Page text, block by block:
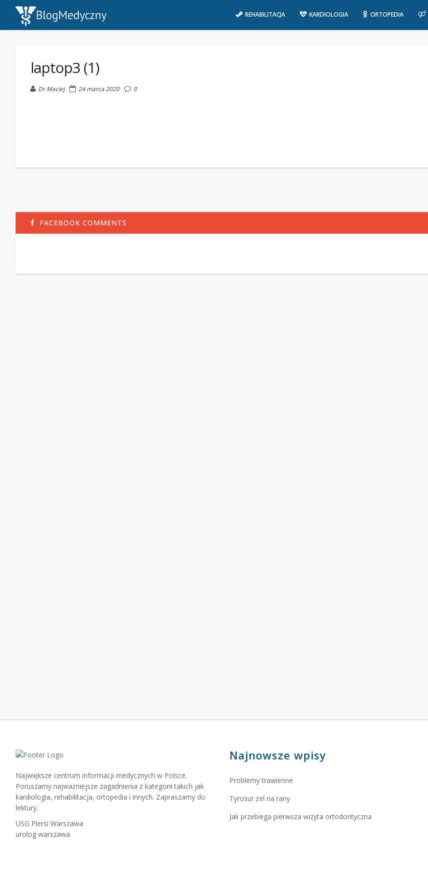
REHABILITACJA KARDIOLOGIA ORTOPEDIA
laptop3 (1)
Dr Maciej 24 marca 2020 0
FACEBOOK COMMENTS
Największe centrum informacji medycznych w Polsce.
Poruszamy najważniejsze zagadnienia z kategorii takich jak
kardiologia, rehabilitacja, ortopedia i innych. Zapraszamy do
lektury.
USG Piersi Warszawa
urolog warszawa
Najnowsze wpisy
Problemy trawienne
Tyrosur żel na rany
Jak przebiega pierwsza wizyta ortodontyczna